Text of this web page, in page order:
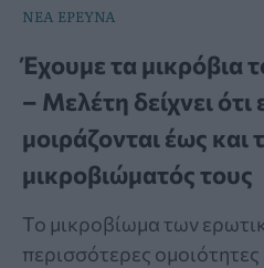
ΝΕΑ ΕΡΕΥΝΑ
Έχουμε τα μικρόβια
– Μελέτη δείχνει ότι
μοιράζονται έως και
μικροβιώματός τους
Το μικροβίωμα των
περισσότερες